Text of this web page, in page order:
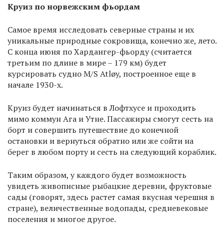
Круиз по норвежским фьордам
Самое время исследовать северные страны и их
уникальные природные сокровища, конечно же, лето.
С конца июня по Хардангер-фьорду (считается
третьим по длине в мире – 179 км) будет
курсировать судно M/S Atløy, построенное еще в
начале 1930-х.
Круиз будет начинаться в Лофтхусе и проходить
мимо коммун Ага и Утне. Пассажиры смогут сесть на
борт и совершить путешествие до конечной
остановки и вернуться обратно или же сойти на
берег в любом порту и сесть на следующий кораблик.
Таким образом, у каждого будет возможность
увидеть живописные рыбацкие деревни, фруктовые
сады (говорят, здесь растет самая вкусная черешня в
стране), величественные водопады, средневековые
поселения и многое другое.